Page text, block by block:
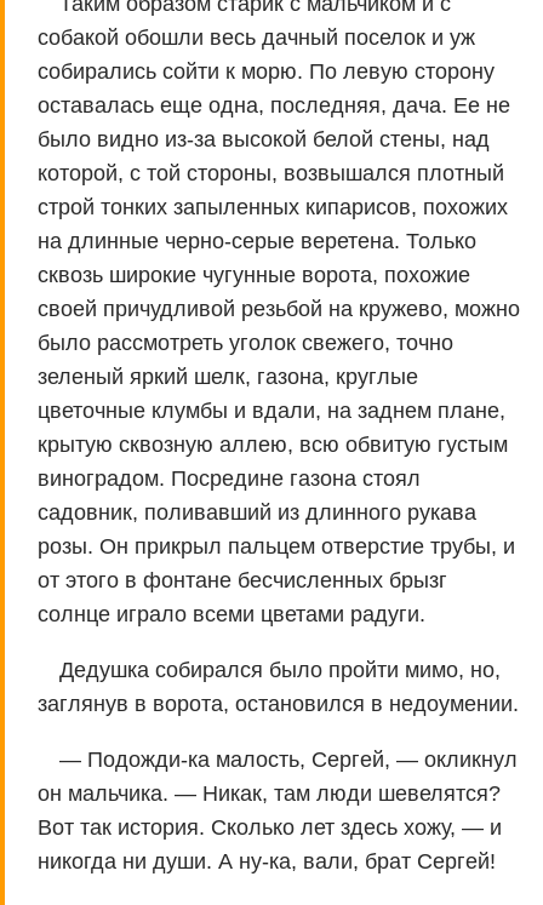
собакой обошли весь дачный поселок и уж
собирались сойти к морю. По левую сторону
оставалась еще одна, последняя, дача. Ее не
было видно из-за высокой белой стены, над
которой, с той стороны, возвышался плотный
строй тонких запыленных кипарисов, похожих
на длинные черно-серые веретена. Только
сквозь широкие чугунные ворота, похожие
своей причудливой резьбой на кружево, можно
было рассмотреть уголок свежего, точно
зеленый яркий шелк, газона, круглые
цветочные клумбы и вдали, на заднем плане,
крытую сквозную аллею, всю обвитую густым
виноградом. Посредине газона стоял
садовник, поливавший из длинного рукава
розы. Он прикрыл пальцем отверстие трубы, и
от этого в фонтане бесчисленных брызг
солнце играло всеми цветами радуги.
Дедушка собирался было пройти мимо, но,
заглянув в ворота, остановился в недоумении.
— Подожди-ка малость, Сергей, — окликнул
он мальчика. — Никак, там люди шевелятся?
Вот так история. Сколько лет здесь хожу, — и
никогда ни души. А ну-ка, вали, брат Сергей!